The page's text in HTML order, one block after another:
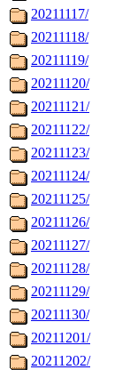
20211117/
20211118/
20211119/
20211120/
20211121/
20211122/
20211123/
20211124/
20211125/
20211126/
20211127/
20211128/
20211129/
20211130/
20211201/
20211202/